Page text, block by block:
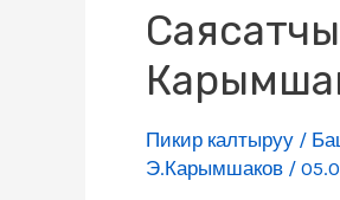
Пикир калтыруу /
Э.Карымшаков /